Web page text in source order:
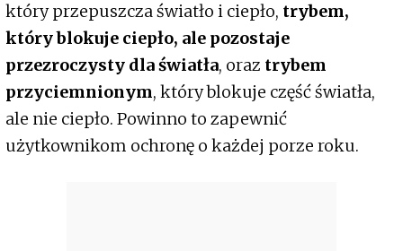
który przepuszcza światło i ciepło, trybem,
który blokuje ciepło, ale pozostaje
przezroczysty dla światła, oraz trybem
przyciemnionym, który blokuje część światła,
ale nie ciepło. Powinno to zapewnić
użytkownikom ochronę o każdej porze roku.